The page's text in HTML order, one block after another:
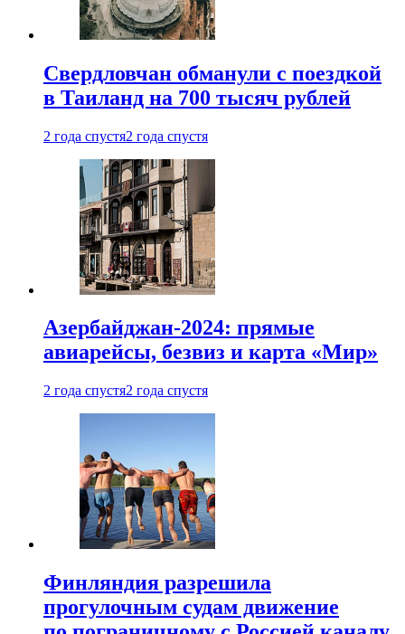
Свердловчан обманули с поездкой
в Таиланд на 700 тысяч рублей
2 года спустя2 года спустя
Азербайджан-2024: прямые
авиарейсы, безвиз и карта «Мир»
2 года спустя2 года спустя
Финляндия разрешила
прогулочным судам движение